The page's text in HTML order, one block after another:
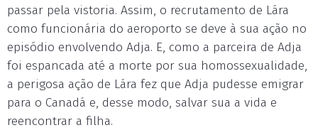
passar pela vistoria. Assim, o recrutamento de Lára
como funcionária do aeroporto se deve à sua ação no
episódio envolvendo Adja. E, como a parceira de Adja
foi espancada até a morte por sua homossexualidade,
a perigosa ação de Lára fez que Adja pudesse emigrar
para o Canadá e, desse modo, salvar sua a vida e
reencontrar a filha.